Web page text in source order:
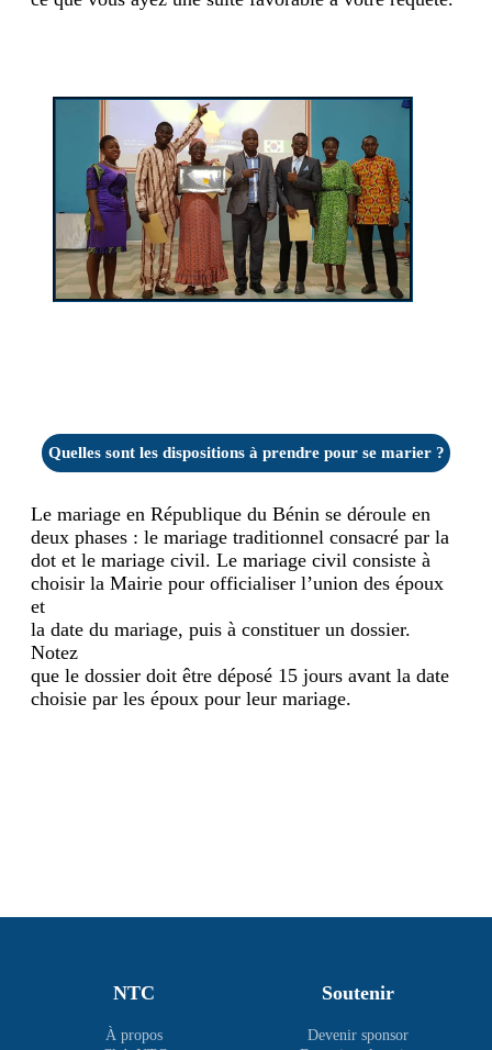
Quelles sont les dispositions à prendre pour se marier ?
Le mariage en République du Bénin se déroule en
deux phases : le mariage traditionnel consacré par la
dot et le mariage civil. Le mariage civil consiste à
choisir la Mairie pour officialiser l’union des époux
et
la date du mariage, puis à constituer un dossier.
Notez
que le dossier doit être déposé 15 jours avant la date
choisie par les époux pour leur mariage.
NTC
À propos
Soutenir
Devenir sponsor